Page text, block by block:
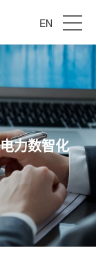
EN
力数智化